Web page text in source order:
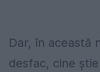
Dar, în această
desfac, cine